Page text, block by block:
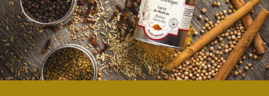
Origine : Canada
Marque :Terre Exotique